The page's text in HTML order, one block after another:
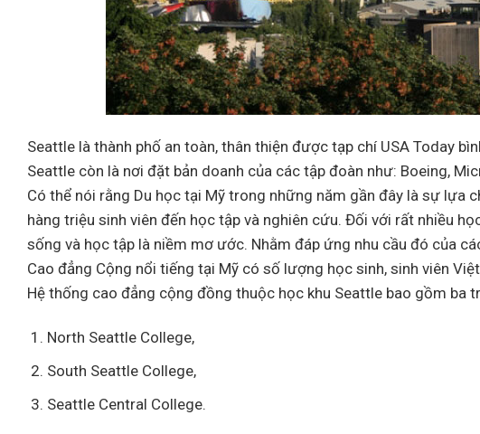
Seattle là thành phố an toàn, thân thiện được tạp chí USA Today
Seattle còn là nơi đặt bản doanh của các tập đoàn như: Boeing,
Có thể nói rằng Du học tại Mỹ trong những năm gần đây là sự lựa
hàng triệu sinh viên đến học tập và nghiên cứu. Đối với rất nhiều
sống và học tập là niềm mơ ước. Nhằm đáp ứng nhu cầu đó của
Cao đẳng Cộng nổi tiếng tại Mỹ có số lượng học sinh, sinh viên
Hệ thống cao đẳng cộng đồng thuộc học khu Seattle bao gồm ba
North Seattle College,
South Seattle College,
Seattle Central College.